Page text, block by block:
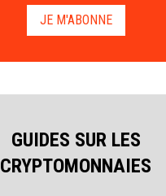
JE M'ABONNE
GUIDES SUR LES
CRYPTOMONNAIES